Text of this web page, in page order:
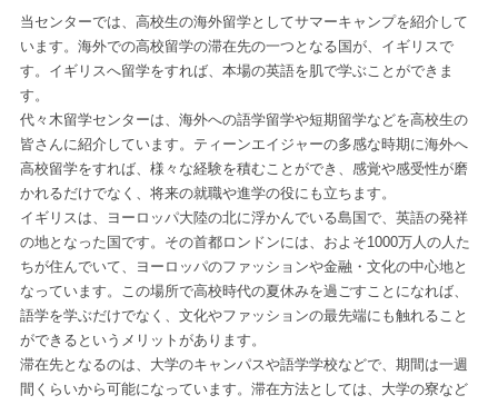
当センターでは、高校生の海外留学としてサマーキャンプを紹介して
います。海外での高校留学の滞在先の一つとなる国が、イギリスで
す。イギリスへ留学をすれば、本場の英語を肌で学ぶことができま
す。
代々木留学センターは、海外への語学留学や短期留学などを高校生の
皆さんに紹介しています。ティーンエイジャーの多感な時期に海外へ
高校留学をすれば、様々な経験を積むことができ、感覚や感受性が磨
かれるだけでなく、将来の就職や進学の役にも立ちます。
イギリスは、ヨーロッパ大陸の北に浮かんでいる島国で、英語の発祥
の地となった国です。その首都ロンドンには、およそ1000万人の人た
ちが住んでいて、ヨーロッパのファッションや金融・文化の中心地と
なっています。この場所で高校時代の夏休みを過ごすことになれば、
語学を学ぶだけでなく、文化やファッションの最先端にも触れること
ができるというメリットがあります。
滞在先となるのは、大学のキャンパスや語学学校などで、期間は一週
間くらいから可能になっています。滞在方法としては、大学の寮など